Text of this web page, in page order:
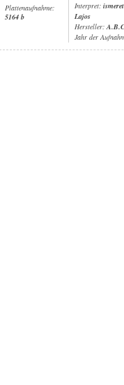
Plattenaufnahme:
5164 b
Interpret:
Lajos
Hersteller:
Jahr der